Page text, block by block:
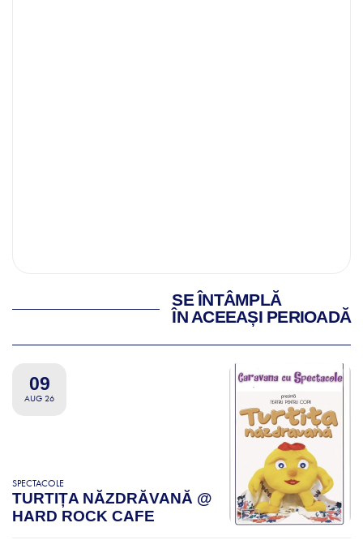
SE ÎNTÂMPLĂ
ÎN ACEEAȘI PERIOADĂ
09
AUG 26
SPECTACOLE
TURTIȚA NĂZDRĂVANĂ @
HARD ROCK CAFE